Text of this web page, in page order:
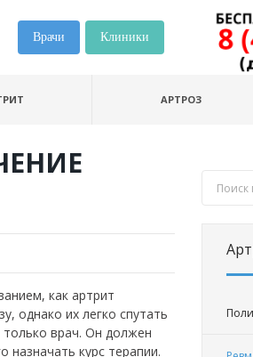
Клиники
Врачи
АРТРОЗ
как артрит
однако их легко спутать
только врач. Он должен
назначать курс терапии.